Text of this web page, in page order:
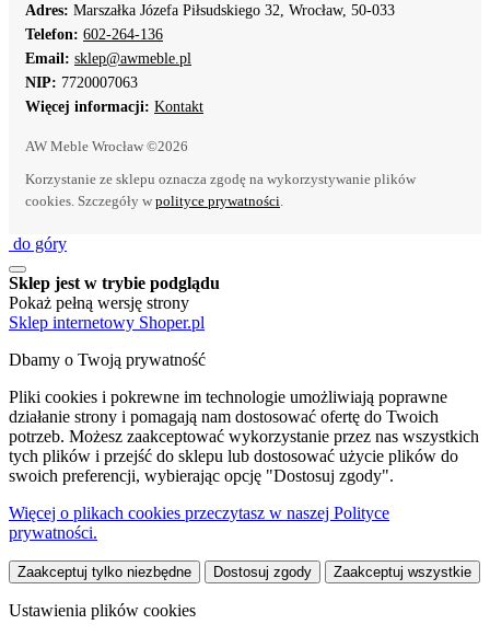
Adres: Marszałka Józefa Piłsudskiego 32, Wrocław, 50-033
Telefon: 602-264-136
Email: sklep@awmeble.pl
NIP: 7720007063
Więcej informacji: Kontakt
AW Meble Wrocław ©2026
Korzystanie ze sklepu oznacza zgodę na wykorzystywanie plików
cookies. Szczegóły w polityce prywatności
do góry
Sklep jest w trybie podglądu
Pokaż pełną wersję strony
Sklep internetowy Shoper.pl
Dbamy o Twoją prywatność
Pliki cookies i pokrewne im technologie umożliwiają poprawne
działanie strony i pomagają nam dostosować ofertę do Twoich
potrzeb. Możesz zaakceptować wykorzystanie przez nas wszystkich
tych plików i przejść do sklepu lub dostosować użycie plików do
swoich preferencji, wybierając opcję "Dostosuj zgody".
Więcej o plikach cookies przeczytasz w naszej Polityce
prywatności.
Zaakceptuj tylko niezbędne Dostosuj zgody Zaakceptuj wszystkie
Ustawienia plików cookies